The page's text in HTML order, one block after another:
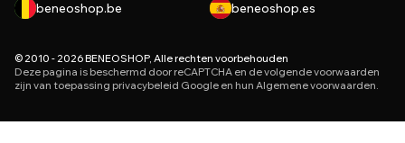
beneoshop.be beneoshop.es
© 2010 - 2026 BENEOSHOP, Alle rechten voorbehouden
Deze pagina is beschermd door reCAPTCHA en de volgende voorwaarden
zijn van toepassing privacybeleid Google en hun Algemene voorwaarden.